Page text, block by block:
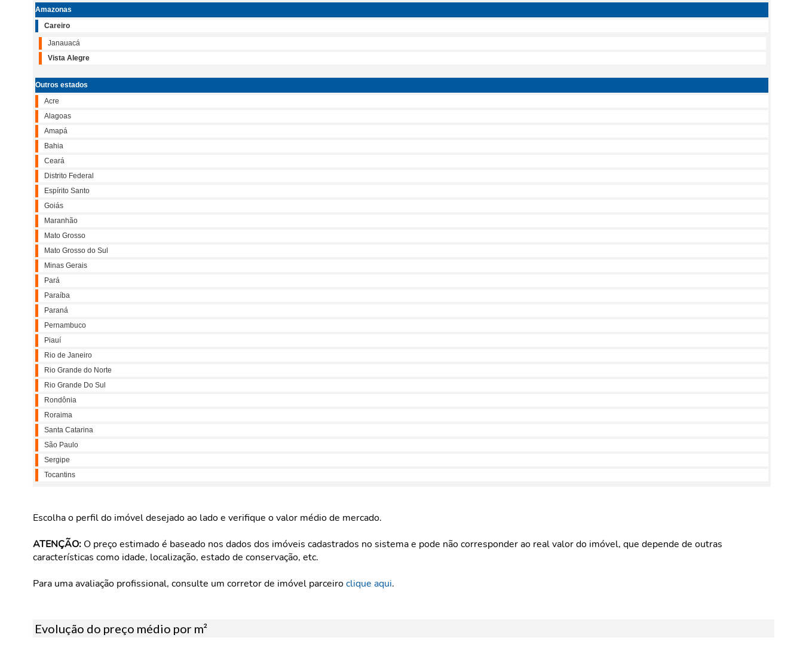
Amazonas
Careiro
Janauacá
Vista Alegre
Outros estados
Acre
Alagoas
Amapá
Bahia
Ceará
Distrito Federal
Espírito Santo
Goiás
Maranhão
Mato Grosso
Mato Grosso do Sul
Minas Gerais
Pará
Paraíba
Paraná
Pernambuco
Piauí
Rio de Janeiro
Rio Grande do Norte
Rio Grande Do Sul
Rondônia
Roraima
Santa Catarina
São Paulo
Sergipe
Tocantins
Escolha o perfil do imóvel desejado ao lado e verifique o valor médio de mercado.
ATENÇÃO:O preço estimado é baseado nos dados dos imóveis cadastrados no sistema e pode não corresponder ao real valor do imóvel, que depende de outras
características como idade, localização, estado de conservação, etc.
Para uma avaliação profissional, consulte um corretor de imóvel parceiroclique aqui.
Evolução do preço médio por m²